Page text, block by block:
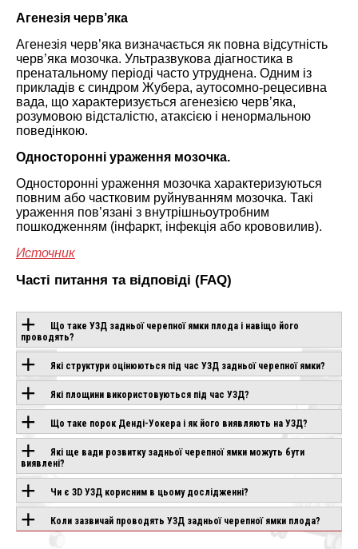
Агенезія черв’яка
Агенезія черв’яка визначається як повна відсутність
черв’яка мозочка. Ультразвукова діагностика в
пренатальному періоді часто утруднена. Одним із
прикладів є синдром Жубера, аутосомно-рецесивна
вада, що характеризується агенезією черв’яка,
розумовою відсталістю, атаксією і ненормальною
поведінкою.
Односторонні ураження мозочка.
Односторонні ураження мозочка характеризуються
повним або частковим руйнуванням мозочка. Такі
ураження пов’язані з внутрішньоутробним
пошкодженням (інфаркт, інфекція або крововилив).
Источник
Часті питання та відповіді (FAQ)
Що таке УЗД задньої черепної ямки плода і навіщо його
проводять?
Які структури оцінюються під час УЗД задньої черепної ямки?
Які площини використовуються під час УЗД?
Що таке порок Денді-Уокера і як його виявляють на УЗД?
Які ще вади розвитку задньої черепної ямки можуть бути
виявлені?
Чи є 3D УЗД корисним в цьому дослідженні?
Коли зазвичай проводять УЗД задньої черепної ямки плода?
ОБЛАДНАННЯ З
ЦІЄЮ
ТЕХНОЛОГІЄЮ
AIR
CANON APLIO
BEYOND
Під замовлення
CHISON SONOGO
Під замовлення